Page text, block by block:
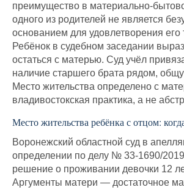
преимущество в материально-
одного из родителей не является
основанием для удовлетворения его
Ребёнок в судебном заседании
остаться с матерью. Суд учёл
наличие старшего брата рядом,
Место жительства определено с
владивостокская практика, а не
Место жительства ребёнка с отцом:
Воронежский областной суд в
определении по делу № 33-1690/
решение о проживании девочки 12
Аргументы матери — достаточное